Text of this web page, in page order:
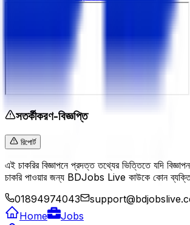
সতর্কীকরণ-বিজ্ঞপ্তি
রিপোর্ট
এই চাকরির বিজ্ঞাপনে প্রদত্ত তথ্যের ভিত্তিতে যদি
চাকরি পাওয়ার জন্য BDJobs Live কাউকে কোন
01894974043
Home
Jobs